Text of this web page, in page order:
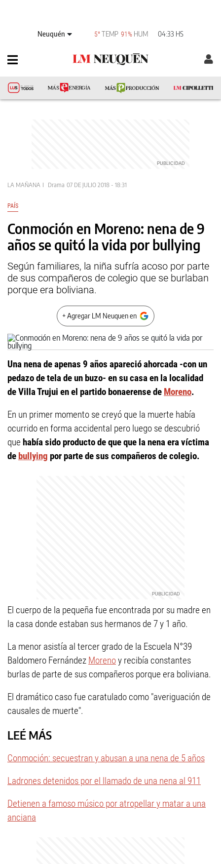
Neuquén 5°TEMP 91% HUM 04:33 HS
LA MAÑANA Drama 07 DE JULIO 2018 - 18:31
PAÍS
Conmoción en Moreno: nena de 9
años se quitó la vida por bullying
Según familiares, la niña sufría acoso por parte
de sus compañeros de colegio que se burlaban
porque era boliviana.
+ Agregar LM Neuquen en
Una nena de apenas 9 años apareció ahorcada -con un
pedazo de tela de un buzo- en su casa en la localidad
de Villa Trujui en el partido bonaerense de Moreno.
En un primer momento se creyó que la muerte había
ocurrido en forma accidental pero luego se descubrió
que había sido producto de que que la nena era víctima
de bullying por parte de sus compañeros de colegio.
El cuerpo de la pequeña fue encontrada por su madre en
la casa donde estaban sus hermanos de 7 y 1 año.
La menor asistía al tercer grado de la Escuela N°39
Baldomero Fernández Morenoy recibía constantes
burlas de parte de sus compañeros porque era boliviana.
El dramático caso fue caratulado como "averiguación de
causales de muerte".
LEÉ MÁS
Conmoción: secuestran y abusan a una nena de 5 años
Ladrones detenidos por el llamado de una nena al 911
Detienen a famoso músico por atropellar y matar a una
anciana